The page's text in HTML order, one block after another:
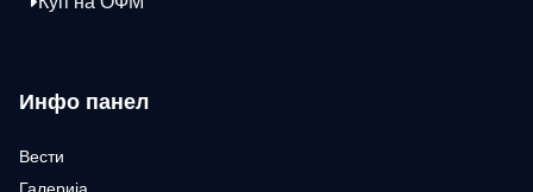
Инфо панел
Вести